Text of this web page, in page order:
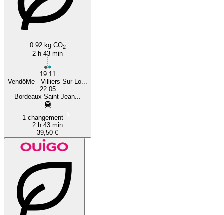
0.92 kg CO2
2 h 43 min
19:11
VendôMe - Villiers-Sur-Lo...
22:05
Bordeaux Saint Jean...
1 changement
2 h 43 min
39,50 €